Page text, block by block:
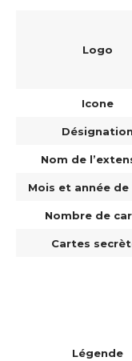
Logo
Icone
Désignation
Nom de
Mois et année
Nombre de
Cartes
Légende